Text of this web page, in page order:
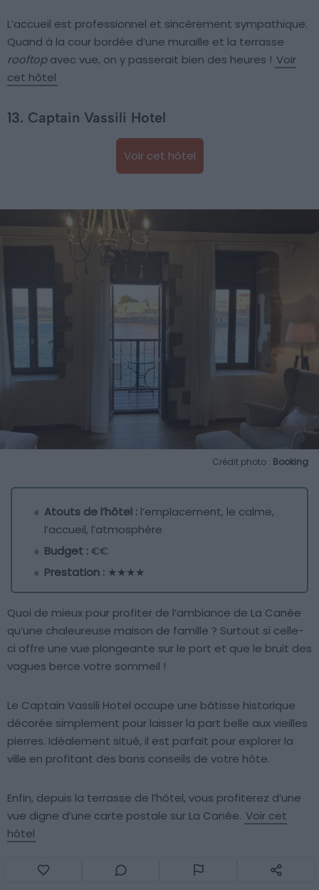
L’accueil est professionnel et sincèrement sympathique.
Quand à la cour bordée d’une muraille et la terrasse
rooftopavec vue, on y passerait bien des heures ! Voir
cet hôtel
13. Captain Vassili Hotel
Voir cet hôtel
Crédit photo : Booking
Atouts de l’hôtel : l’emplacement, le calme,
l’accueil, l’atmosphère
Budget :€€
Prestation : ★★★★
Quoi de mieux pour profiter de l’ambiance de La Canée
qu’une chaleureuse maison de famille ? Surtout si celle-
ci offre une vue plongeante sur le port et que le bruit des
vagues berce votre sommeil !
Le Captain Vassili Hotel occupe une bâtisse historique
décorée simplement pour laisser la part belle aux vieilles
pierres. Idéalement situé, il est parfait pour explorer la
ville en profitant des bons conseils de votre hôte.
Enfin, depuis la terrasse de l’hôtel, vous profiterez d’une
vue digne d’une carte postale sur La Canée. Voir cet
hôtel
14. Amphitrite Hotel